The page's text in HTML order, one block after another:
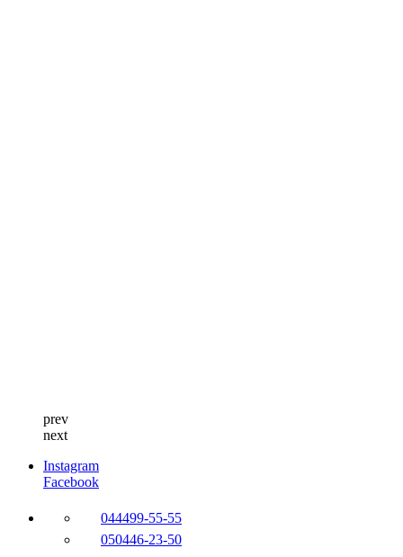
prev
next
Instagram
Facebook
044499-55-55
050446-23-50